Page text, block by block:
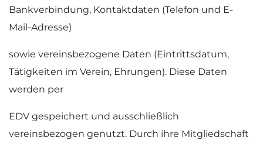
Bankverbindung, Kontaktdaten (Telefon und E-
Mail-Adresse)
sowie vereinsbezogene Daten (Eintrittsdatum,
Tätigkeiten im Verein, Ehrungen). Diese Daten
werden per
EDV gespeichert und ausschließlich
vereinsbezogen genutzt. Durch ihre Mitgliedschaft